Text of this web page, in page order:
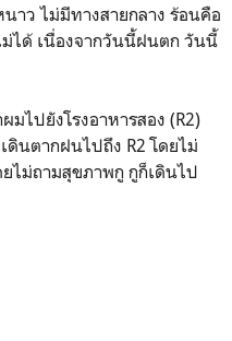
าว ไม่มีทางสายกลาง ร้อนคือ
ได้ เนื่องจากวันนี้ฝนตก วันนี้
ไปยังโรงอาหารสอง (R2)
ดินตากฝนไปถึง R2 โดยไม่
ไม่ถามสุขภาพกู กูก็เดินไป